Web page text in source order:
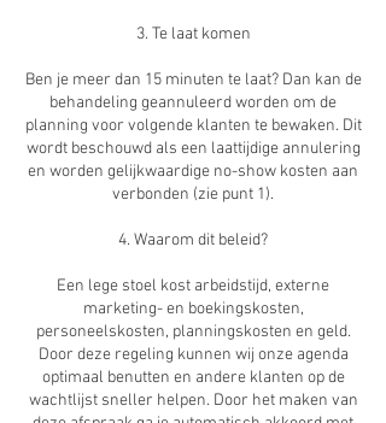
3. Te laat komen
Ben je meer dan 15 minuten te laat? Dan kan de
behandeling geannuleerd worden om de
planning voor volgende klanten te bewaken. Dit
wordt beschouwd als een laattijdige annulering
en worden gelijkwaardige no-show kosten aan
verbonden (zie punt 1).
4. Waarom dit beleid?
Een lege stoel kost arbeidstijd, externe
marketing- en boekingskosten,
personeelskosten, planningskosten en geld.
Door deze regeling kunnen wij onze agenda
optimaal benutten en andere klanten op de
wachtlijst sneller helpen. Door het maken van